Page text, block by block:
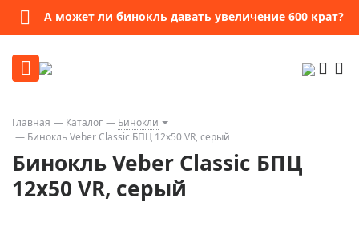
А может ли бинокль давать увеличение 600 крат?
Главная Каталог
Бинокли
Бинокль Veber Classic БПЦ 12x50 VR, серый
Бинокль Veber Classic БПЦ
12x50 VR, серый